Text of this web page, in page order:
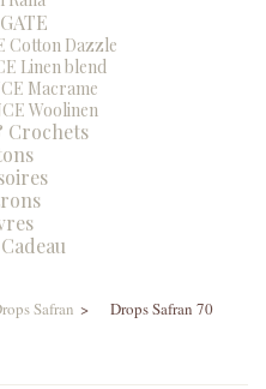
Cotton Dazzle
Linen blend
Macrame
Woolinen
Crochets
Safran >
Drops Safran 70